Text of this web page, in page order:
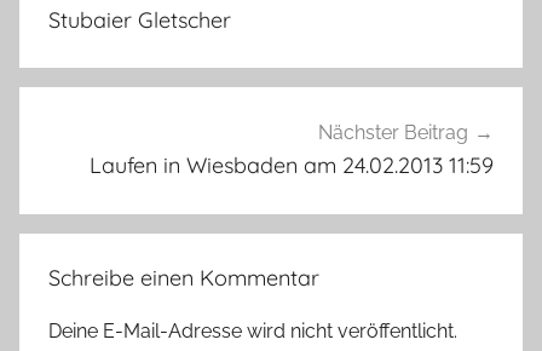
Stubaier Gletscher
Nächster Beitrag
Laufen in Wiesbaden am 24.02.2013 11:59
Schreibe einen Kommentar
Deine E-Mail-Adresse wird nicht veröffentlicht.